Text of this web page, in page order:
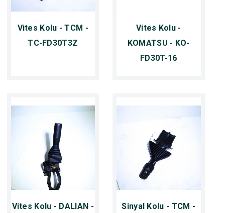
Vites Kolu - TCM -
TC-FD30T3Z
Vites Kolu -
KOMATSU - KO-
FD30T-16
Vites Kolu - DALIAN -
Sinyal Kolu - TCM -